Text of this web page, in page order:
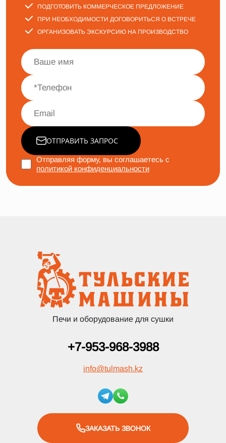
ПОДГОТОВИТЬ КОММЕРЧЕСКОЕ ПРЕДЛОЖЕНИЕ
ПРИ НЕОБХОДИМОСТИ ДОГОВОРИТЬСЯ О ВСТРЕЧЕ
ОРГАНИЗОВАТЬ ЭКСКУРСИЮ НА ПРОИЗВОДСТВО
ОТПРАВИТЬ ЗАПРОС
Отправляя форму, вы соглашаетесь с
политикой конфиденциальности
Печи и оборудование для сушки
+7-953-968-3988
info@tulmash.kz
ЗАКАЗАТЬ ЗВОНОК